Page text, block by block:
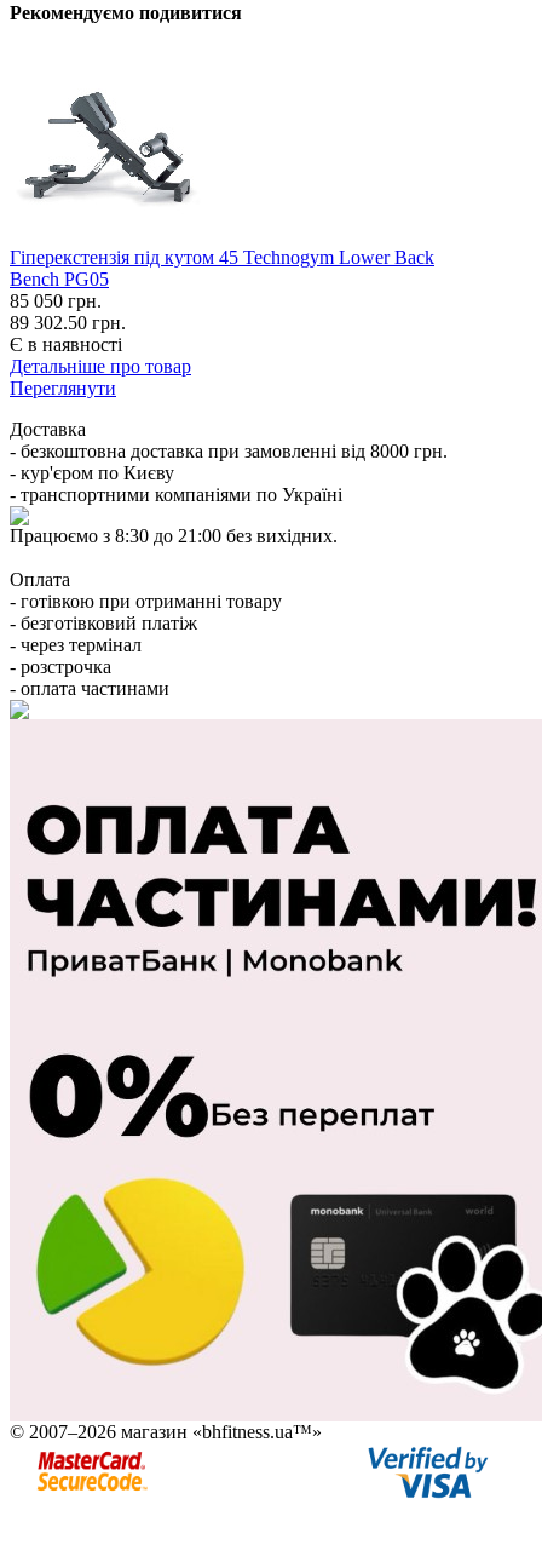
Рекомендуємо подивитися
Гіперекстензія під кутом 45 Technogym Lower Back
Bench PG05
85 050 грн.
89 302.50 грн.
Є в наявності
Детальніше про товар
Переглянути
Доставка
- безкоштовна доставка при замовленні від 8000 грн.
- кур'єром по Києву
- транспортними компаніями по Україні
Працюємо з 8:30 до 21:00 без вихідних.
Оплата
- готівкою при отриманні товару
- безготівковий платіж
- через термінал
- розстрочка
- оплата частинами
© 2007–2026 магазин «bhfitness.ua™»